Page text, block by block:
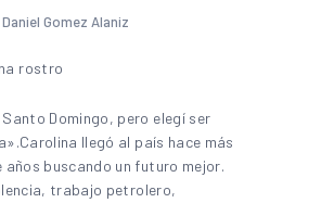
Gomez Alaniz
Santo Domingo, pero elegí ser
llegó al país hace más
años buscando un futuro mejor.
trabajo petrolero,